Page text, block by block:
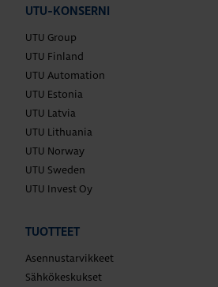
UTU-KONSERNI
UTU Group
UTU Finland
UTU Automation
UTU Estonia
UTU Latvia
UTU Lithuania
UTU Norway
UTU Sweden
UTU Invest Oy
TUOTTEET
Asennustarvikkeet
Sähkökeskukset